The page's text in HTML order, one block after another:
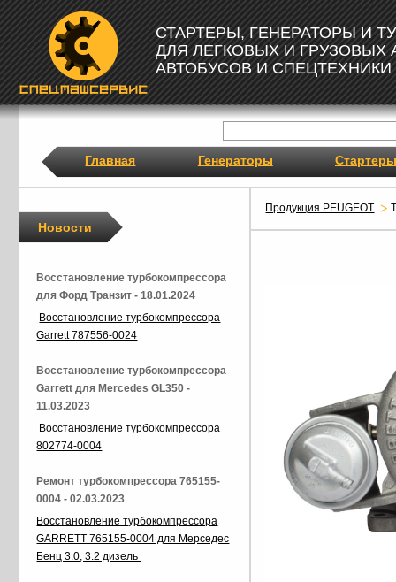
СТАРТЕРЫ, ГЕНЕРАТОРЫ И
ДЛЯ ЛЕГКОВЫХ И ГРУЗОВЫХ
АВТОБУСОВ И СПЕЦТЕХНИКИ
Главная Генераторы Стартеры
Продукция PEUGEOT
Новости
Восстановление турбокомпрессора
для Форд Транзит - 18.01.2024
Восстановление турбокомпрессора
Garrett 787556-0024
Восстановление турбокомпрессора
Garrett для Mercedes GL350 -
11.03.2023
Восстановление турбокомпрессора
802774-0004
Ремонт турбокомпрессора 765155-
0004 - 02.03.2023
Восстановление турбокомпрессора
GARRETT 765155-0004 для Мерседес
Бенц 3.0, 3.2 дизель